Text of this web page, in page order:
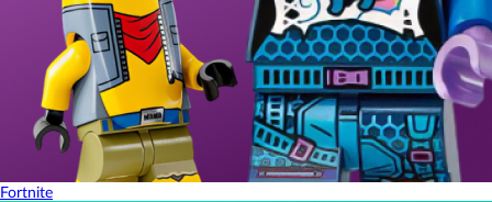
Fortnite